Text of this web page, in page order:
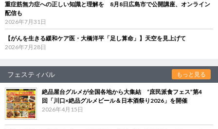
重症筋無力症への正しい知識と理解を 8月8日広島市で公開講座、オンライン
配信も
2026年7月31日
【がんを生きる緩和ケア医・大橋洋平「足し算命」】天空を見上げて
2026年7月28日
フェスティバル もっと見る
絶品屋台グルメが全国各地から大集結 “庶民派食フェス”第4
回「川口×絶品グルメビール＆日本酒祭り2026」を開催
2026年4月15日